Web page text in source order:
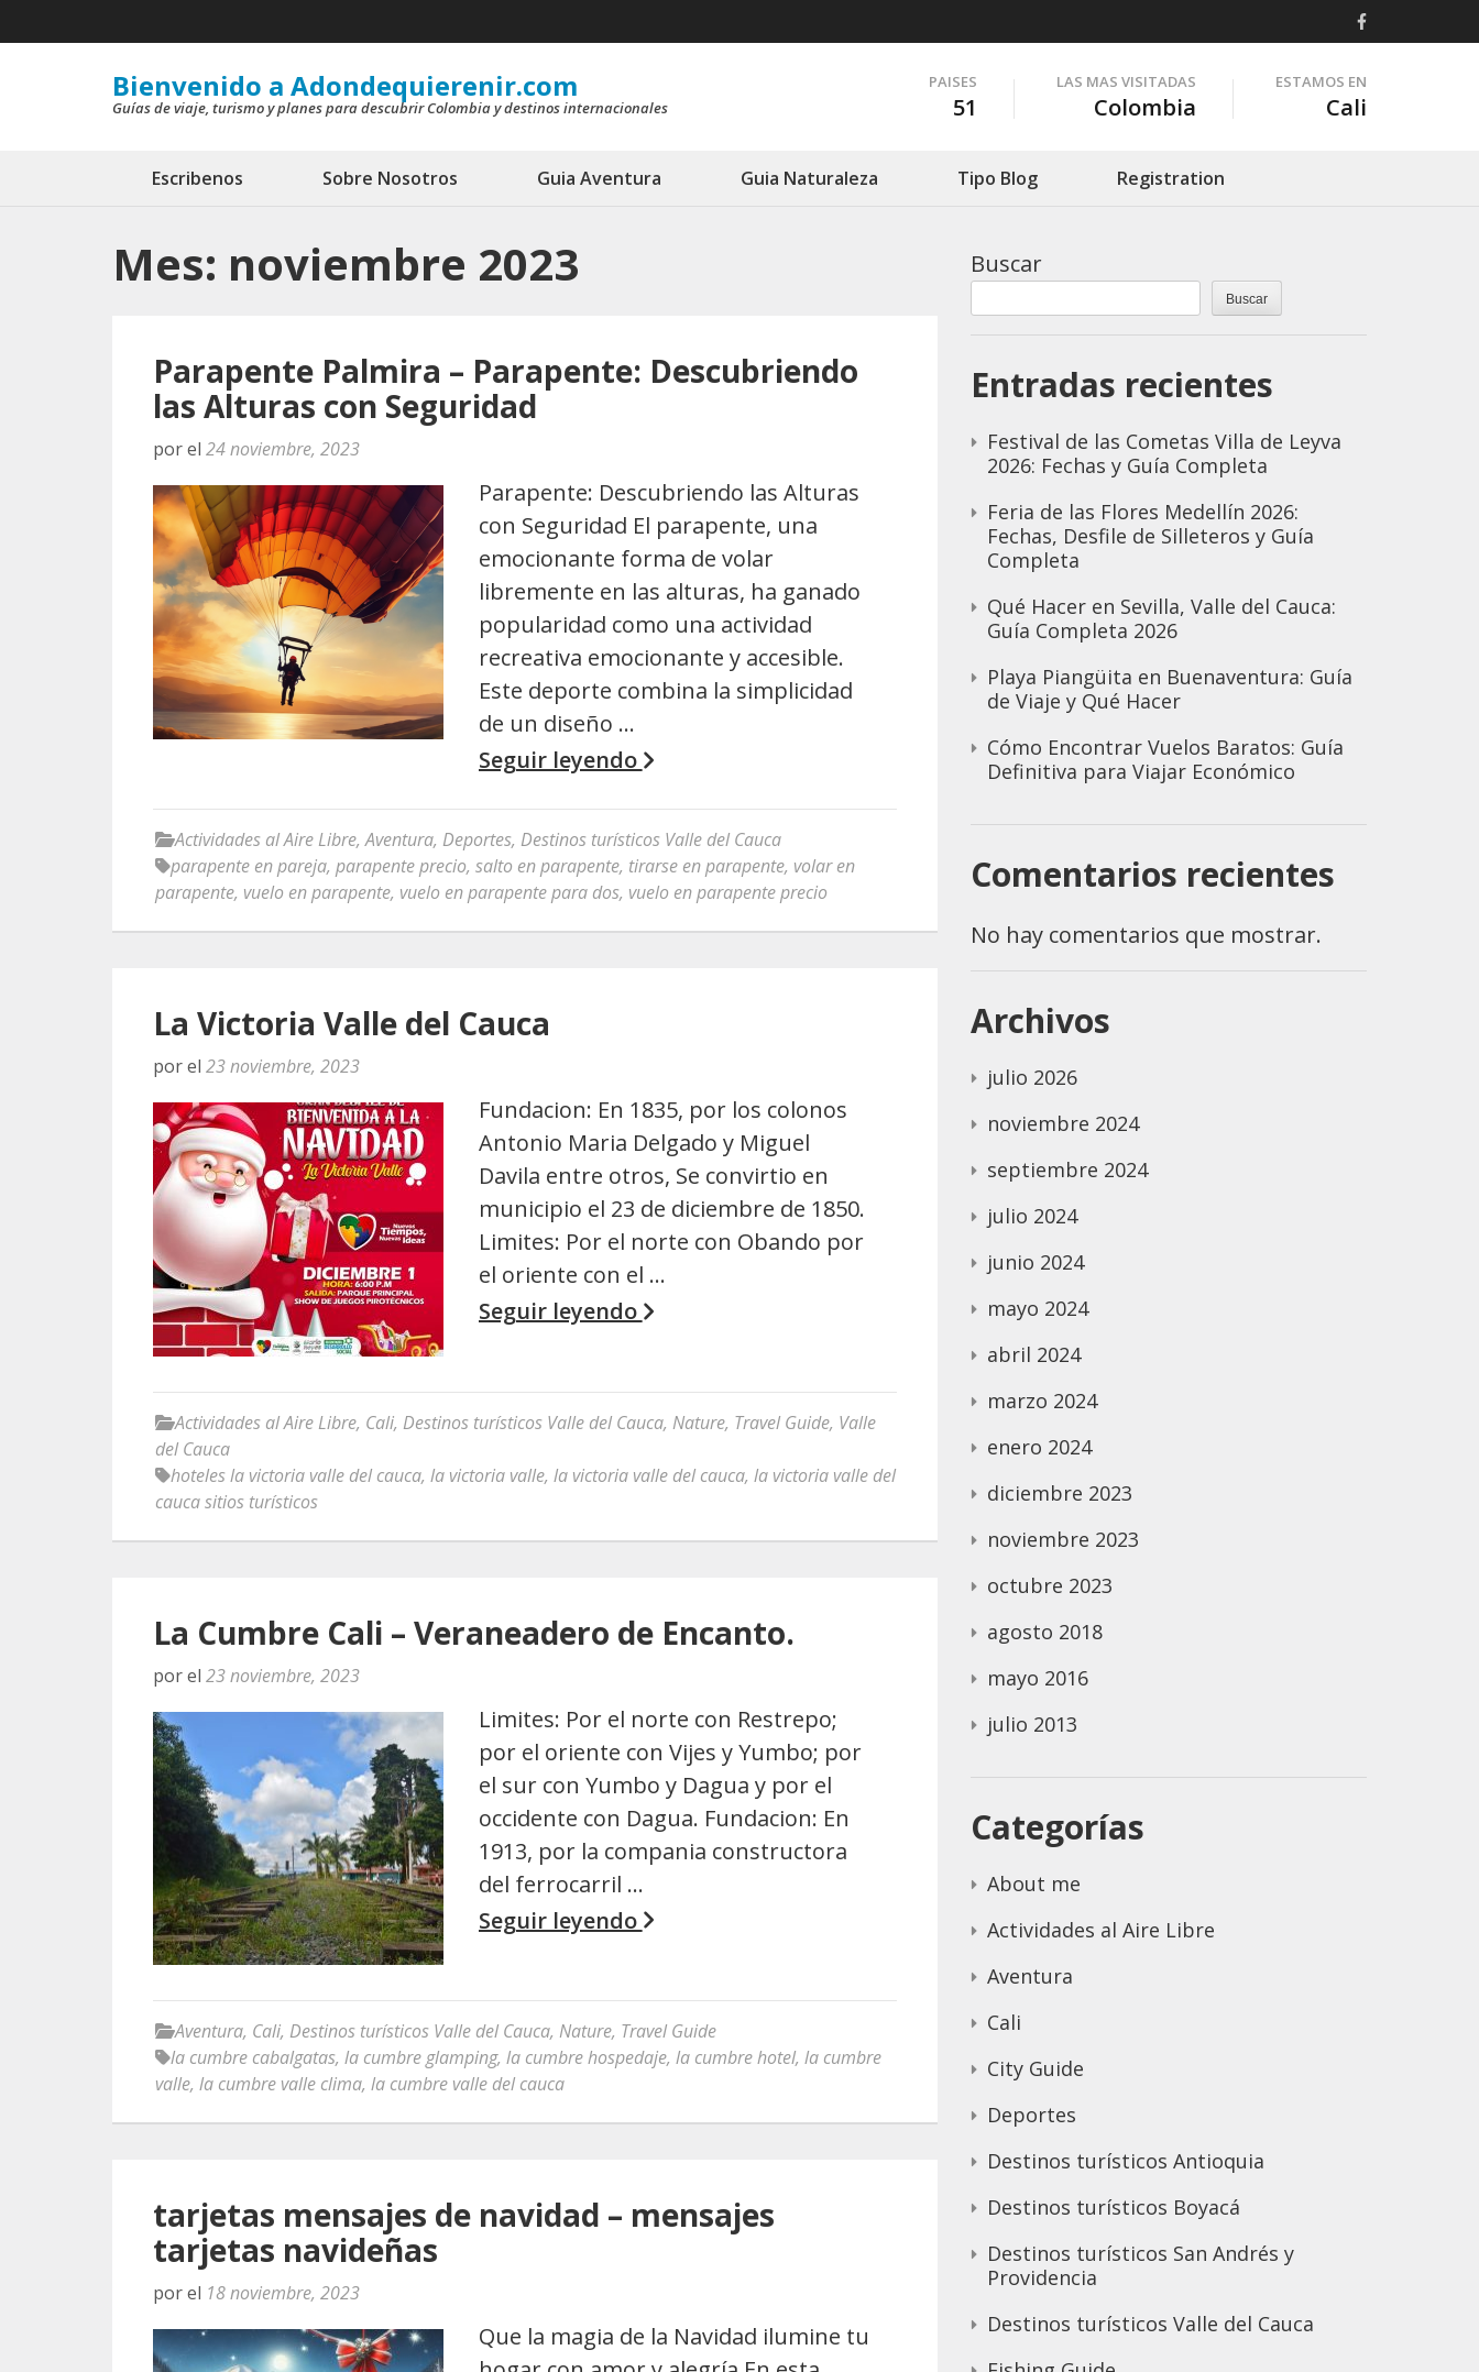
al
Bienvenido a Adondequierenir.com
Guías de viaje, turismo y planes para descubrir Colombia y destinos internacionales
PAISES
51
LAS MAS VISITADAS
Colombia
ESTAMOS EN
Cali
Escribenos Sobre Nosotros Guia Aventura Guia Naturaleza Tipo Blog Registration
Mes: noviembre 2023
Parapente Palmira – Parapente: Descubriendo
las Alturas con Seguridad
porel 24 noviembre, 2023
Parapente: Descubriendo las Alturas
con Seguridad El parapente, una
emocionante forma de volar
libremente en las alturas, ha ganado
popularidad como una actividad
recreativa emocionante y accesible.
Este deporte combina la simplicidad
de un diseño …
Seguir leyendo
Actividades al Aire Libre,Aventura, Deportes, Destinos turísticos Valle del Cauca
parapente en pareja, parapente precio, salto en parapente, tirarse en parapente, volar en
parapente, vuelo en parapente, vuelo en parapente para dos, vuelo en parapente precio
La Victoria Valle del Cauca
porel 23 noviembre, 2023
Fundacion: En 1835, por los colonos
Antonio Maria Delgado y Miguel
Davila entre otros, Se convirtio en
municipio el 23 de diciembre de 1850.
Limites: Por el norte con Obando por
el oriente con el …
Seguir leyendo
Actividades al Aire Libre, Cali, Destinos turísticos Valle del Cauca, Nature, Travel Guide, Valle
del Cauca
hoteles la victoria valle del cauca, la victoria valle, la victoria valle del cauca, la victoria valle del
cauca sitios turísticos
La Cumbre Cali – Veraneadero de Encanto.
porel 23 noviembre, 2023
Limites: Por el norte con Restrepo;
por el oriente con Vijes y Yumbo; por
el sur con Yumbo y Dagua y por el
occidente con Dagua. Fundacion: En
1913, por la compania constructora
del ferrocarril …
Seguir leyendo
Aventura, Cali, Destinos turísticos Valle del Cauca, Nature, Travel Guide
la cumbre cabalgatas, la cumbre glamping, la cumbre hospedaje, la cumbre hotel, la cumbre
valle, la cumbre valle clima, la cumbre valle del cauca
tarjetas mensajes de navidad – mensajes
tarjetas navideñas
porel 18 noviembre, 2023
Que la magia de la Navidad ilumine tu
Buscar
Buscar
Entradas recientes
Festival de las Cometas Villa de Leyva
2026: Fechas y Guía Completa
Feria de las Flores Medellín 2026:
Fechas, Desfile de Silleteros y Guía
Completa
Qué Hacer en Sevilla, Valle del Cauca:
Guía Completa 2026
Playa Piangüita en Buenaventura: Guía
de Viaje y Qué Hacer
Cómo Encontrar Vuelos Baratos: Guía
Definitiva para Viajar Económico
Comentarios recientes
No hay comentarios que mostrar.
Archivos
julio 2026
noviembre 2024
septiembre 2024
julio 2024
junio 2024
mayo 2024
abril 2024
marzo 2024
enero 2024
diciembre 2023
noviembre 2023
octubre 2023
agosto 2018
mayo 2016
julio 2013
Categorías
About me
Actividades al Aire Libre
Aventura
Cali
City Guide
Deportes
Destinos turísticos Antioquia
Destinos turísticos Boyacá
Destinos turísticos San Andrés y
Providencia
Destinos turísticos Valle del Cauca